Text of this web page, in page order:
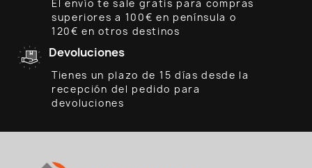
El envío te sale gratis para compras
superiores a 100€ en península o
120€ en otros destinos
Devoluciones
Tienes un plazo de 15 días desde la
recepción del pedido para
devoluciones